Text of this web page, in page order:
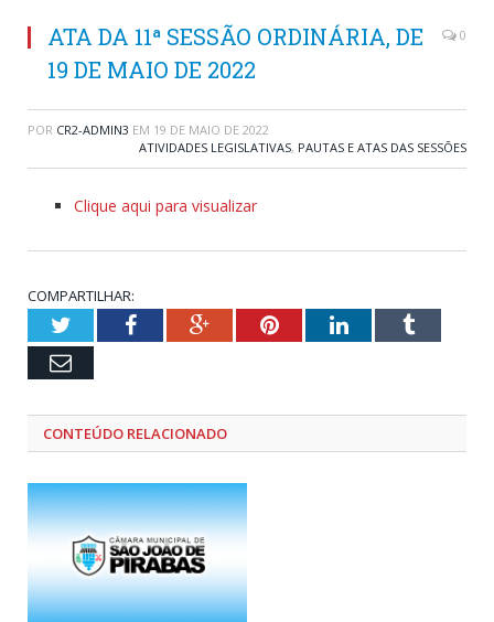
ATA DA 11ª SESSÃO ORDINÁRIA, DE
19 DE MAIO DE 2022
0
POR CR2-ADMIN3 EM 19 DE MAIO DE 2022
ATIVIDADES LEGISLATIVAS, PAUTAS E ATAS DAS SESSÕES
Clique aqui para visualizar
COMPARTILHAR:
TwitterFacebookGoogle+PinterestLinkedInTumblr
Email
CONTEÚDO RELACIONADO